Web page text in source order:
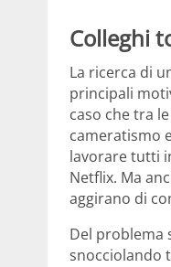
Colleghi
La ricerca di
principali
caso che tra
cameratismo
lavorare tutti
Netflix. Ma
aggirano di
Del problema
snocciolando